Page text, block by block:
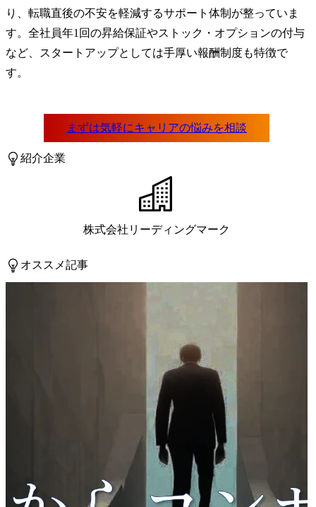
り、転職直後の不安を軽減するサポート体制が整っていま
す。全社員年1回の昇給保証やストック・オプションの付与
など、スタートアップとしては手厚い報酬制度も特徴で
す。
紹介企業
株式会社リーディングマーク
オススメ記事